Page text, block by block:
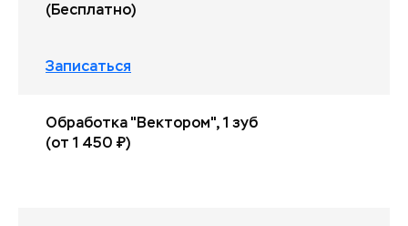
(Бесплатно)
Записаться
Обработка "Вектором", 1 зуб
(от 1 450 ₽)